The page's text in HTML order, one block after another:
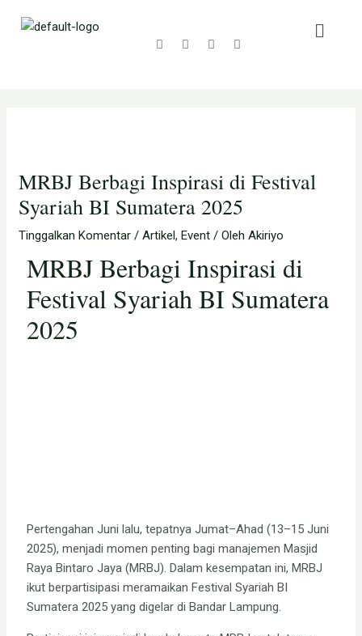
MRBJ Berbagi Inspirasi di Festival
Syariah BI Sumatera 2025
Tinggalkan Komentar /Artikel,Event / OlehAkiriyo
MRBJ Berbagi Inspirasi di
Festival Syariah BI Sumatera
2025
Pertengahan Juni lalu, tepatnya Jumat–Ahad (13–15 Juni
2025), menjadi momen penting bagi manajemen Masjid
Raya Bintaro Jaya (MRBJ). Dalam kesempatan ini, MRBJ
ikut berpartisipasi meramaikan Festival Syariah BI
Sumatera 2025 yang digelar di Bandar Lampung.
navigation